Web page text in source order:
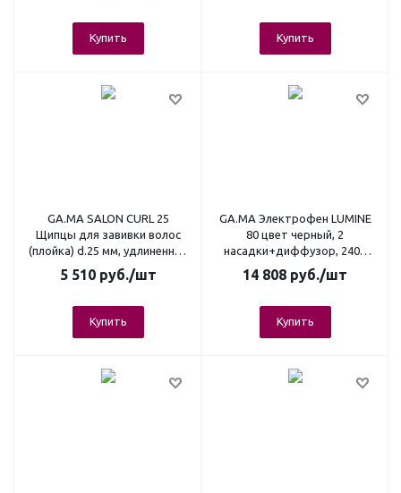
Купить Купить
GA.MA SALON CURL 25
Щипцы для завивки волос
(плойка) d.25 мм, удлиненное
полотно 17 см., хром-
титановое покрытие
5 510руб./шт
Купить
GA.MA Электрофен LUMINE
80 цвет черный, 2
насадки+диффузор, 2400
Вт., вес 390 гр.
14 808 руб./шт
Купить